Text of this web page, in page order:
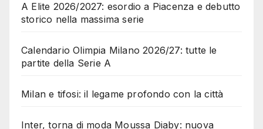
A Elite 2026/2027: esordio a Piacenza e debutto
storico nella massima serie
Calendario Olimpia Milano 2026/27: tutte le
partite della Serie A
Milan e tifosi: il legame profondo con la città
Inter, torna di moda Moussa Diaby: nuova